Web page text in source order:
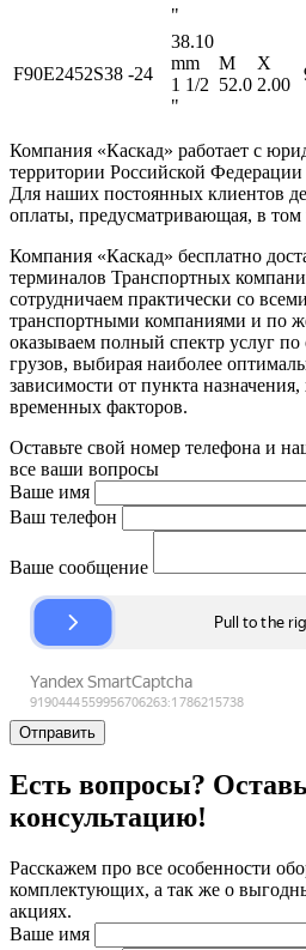
"
F90E2452S38 -24
38.10
mm
1 1/2
"
M
52.0
X
2.00
Компания «Каскад» работает с
территории Российской Федерации
Для наших постоянных клиентов
оплаты, предусматривающая, в том
Компания «Каскад» бесплатно
терминалов Транспортных
сотрудничаем практически со
транспортными компаниями и по
оказываем полный спектр услуг по
грузов, выбирая наиболее
зависимости от пункта назначения,
временных факторов.
Оставьте свой номер телефона и
все ваши вопросы
Ваше имя
Ваш телефон
Ваше сообщение
Отправить
Есть вопросы?
консультацию!
Расскажем про все особенности
комплектующих, а так же о
акциях.
Ваше имя